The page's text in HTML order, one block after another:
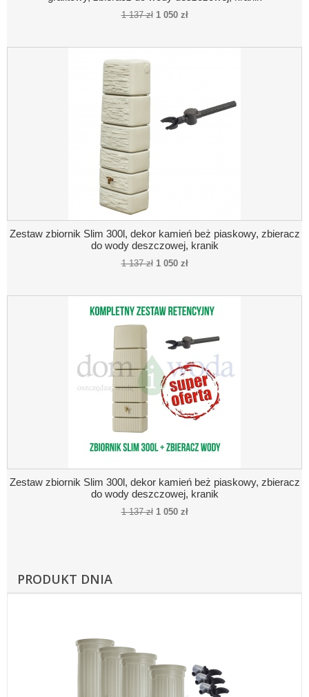
1 137 zł 1 050 zł
Zestaw zbiornik Slim 300l, dekor kamień beż piaskowy, zbieracz
do wody deszczowej, kranik
1 137 zł 1 050 zł
Zestaw zbiornik Slim 300l, dekor kamień beż piaskowy, zbieracz
do wody deszczowej, kranik
1 137 zł 1 050 zł
PRODUKT DNIA